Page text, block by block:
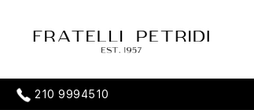
210 9994510